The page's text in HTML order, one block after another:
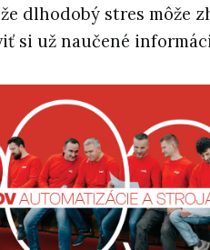
dlhodobý stres môže
si už naučené